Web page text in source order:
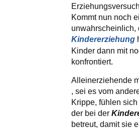
Kommt nun noch
unwahrscheinlich,
Kindererziehung
Kinder dann mit
konfrontiert.
Alleinerziehende
, sei es vom
Krippe, fühlen
der bei der
betreut, damit sie